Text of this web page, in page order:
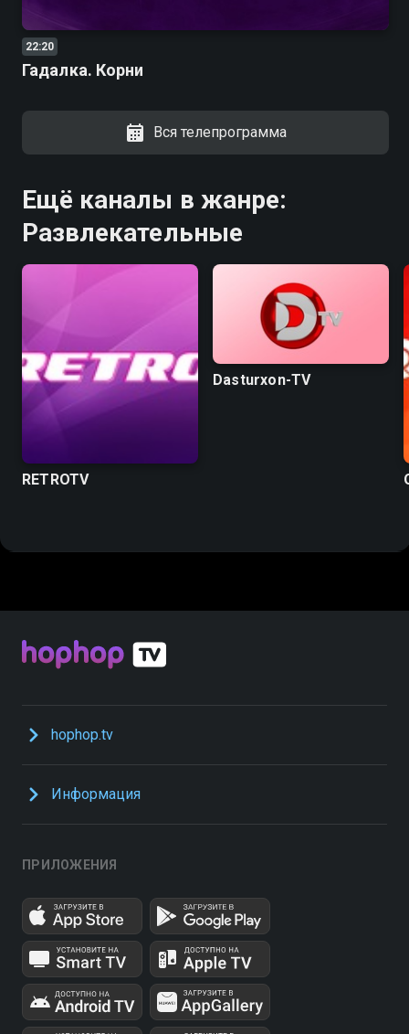
22:20
Гадалка. Корни
Вся телепрограмма
Ещё каналы в жанре:
Развлекательные
RETROTV
Dasturxon-TV
hophop.tv
Информация
ПРИЛОЖЕНИЯ